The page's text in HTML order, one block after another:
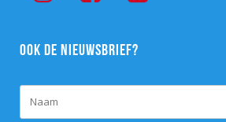
OOK DE NIEUWSBRIEF?